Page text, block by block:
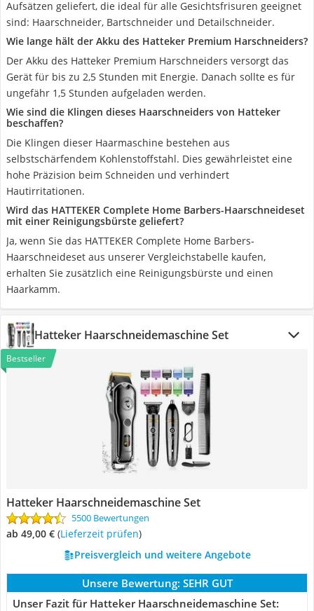
Aufsätzen geliefert, die ideal für alle Gesichtsfrisuren geeignet
sind: Haarschneider, Bartschneider und Detailschneider.
Wie lange hält der Akku des Hatteker Premium Harschneiders?
Der Akku des Hatteker Premium Harschneiders versorgt das
Gerät für bis zu 2,5 Stunden mit Energie. Danach sollte es für
ungefähr 1,5 Stunden aufgeladen werden.
Wie sind die Klingen dieses Haarschneiders von Hatteker
beschaffen?
Die Klingen dieser Haarmaschine bestehen aus
selbstschärfendem Kohlenstoffstahl. Dies gewährleistet eine
hohe Präzision beim Schneiden und verhindert
Hautirritationen.
Wird das HATTEKER Complete Home Barbers-Haarschneideset
mit einer Reinigungsbürste geliefert?
Ja, wenn Sie das HATTEKER Complete Home Barbers-
Haarschneideset aus unserer Vergleichstabelle kaufen,
erhalten Sie zusätzlich eine Reinigungsbürste und einen
Haarkamm.
Hatteker Haarschneidemaschine Set
Bestseller
Hatteker Haarschneidemaschine Set
5500 Bewertungen
ab 49,00 € (Lieferzeit prüfen)
Preisvergleich und weitere Angebote
Unsere Bewertung: SEHR GUT
Unser Fazit für Hatteker Haarschneidemaschine Set: